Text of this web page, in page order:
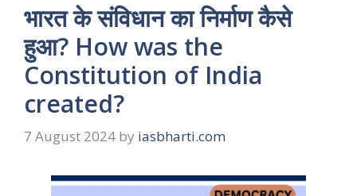
भारत के संविधान का निर्माण कैसे
हुआ? How was the
Constitution of India
created?
7 August 2024 by iasbharti.com